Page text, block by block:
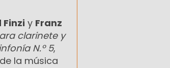
y Franz
clarinete y
N.º 5,
la música